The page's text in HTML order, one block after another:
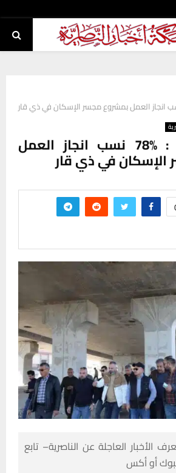
وزارة الإعمار : 78‎%‎ نسب انجاز العمل
في ذي قار
العاجلة عن الناصرية– تابع
أو أكس